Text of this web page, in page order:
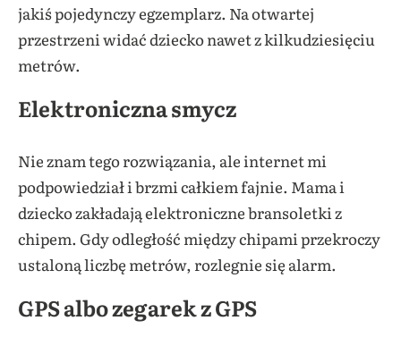
jakiś pojedynczy egzemplarz. Na otwartej
przestrzeni widać dziecko nawet z kilkudziesięciu
metrów.
Elektroniczna smycz
Nie znam tego rozwiązania, ale internet mi
podpowiedział i brzmi całkiem fajnie. Mama i
dziecko zakładają elektroniczne bransoletki z
chipem. Gdy odległość między chipami przekroczy
ustaloną liczbę metrów, rozlegnie się alarm.
GPS albo zegarek z GPS